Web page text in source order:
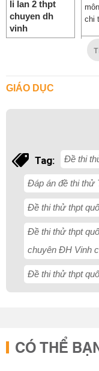
chi
GIÁO DỤC
Tag: Đề thi
Đáp án đề thi thử
Đề thi thử thpt
Đề thi thử thpt
chuyên ĐH Vinh
Đề thi thử thpt
CÓ THỂ